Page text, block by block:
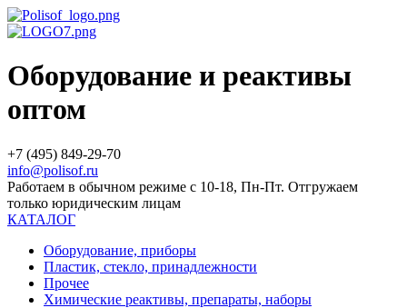
Оборудование и реактивы
оптом
+7 (495) 849-29-70
info@polisof.ru
Работаем в обычном режиме с 10-18, Пн-Пт. Отгружаем
только юридическим лицам
КАТАЛОГ
Оборудование, приборы
Пластик, стекло, принадлежности
Прочее
Химические реактивы, препараты, наборы